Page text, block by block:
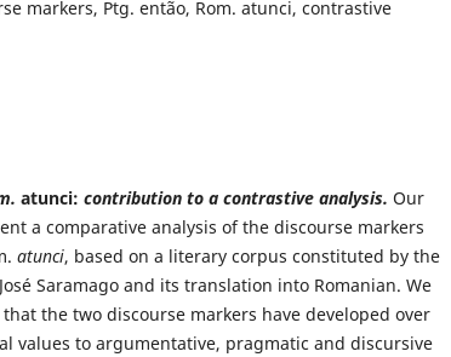
markers, Ptg. então, Rom. atunci, contrastive
atunci: contribution to a contrastive analysis. Our
a comparative analysis of the discourse markers
atunci, based on a literary corpus constituted by the
Saramago and its translation into Romanian. We
the two discourse markers have developed over
values to argumentative, pragmatic and discursive